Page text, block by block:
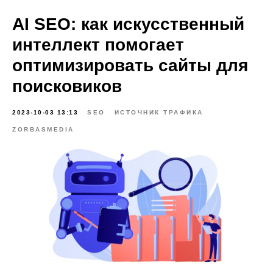
AI SEO: как искусственный
интеллект помогает
оптимизировать сайты для
поисковиков
2023-10-03 13:13 SEO ИСТОЧНИК ТРАФИКА
ZORBASMEDIA